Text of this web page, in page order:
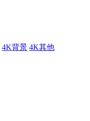
4K背景 4K其他